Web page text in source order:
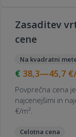
Zasaditev
cene
Na kvadratni
38,3—45,7
Povprečna cena
najcenejšimi in
€/m².
Celotna cena